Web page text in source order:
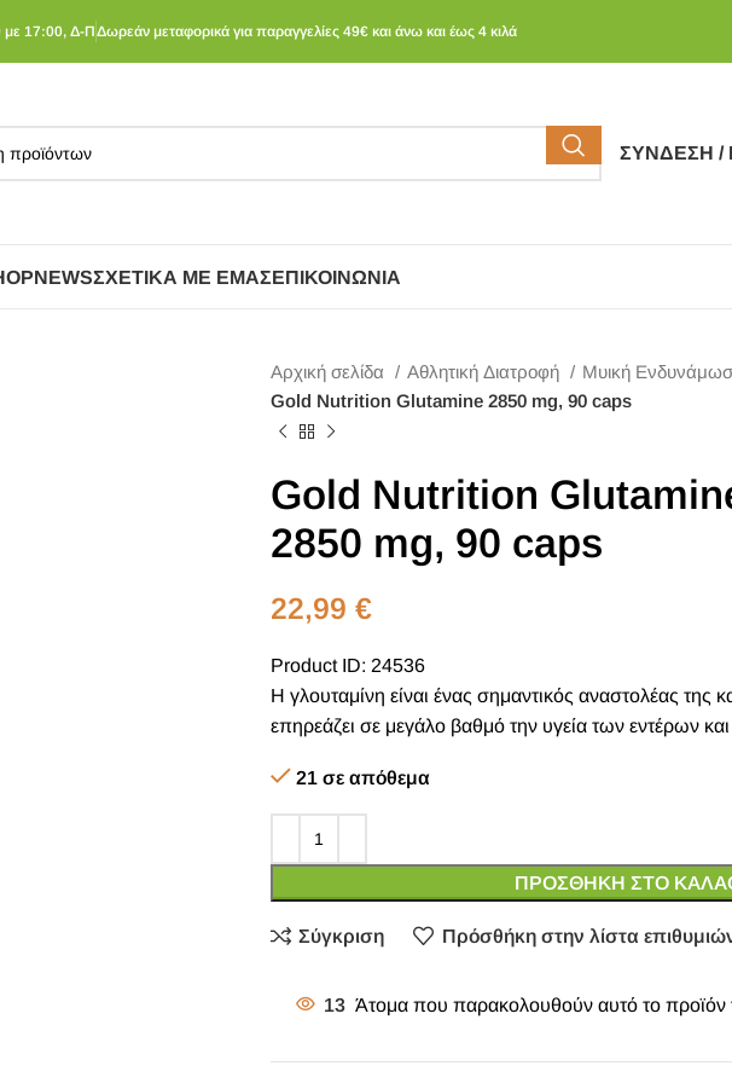
με 17:00, Δ-ΠΔωρεάν μεταφορικά για παραγγελίες 49€ και άνω και έως 4 κιλά
ΣΎΝΔΕΣΗ /
NEWSΣΧΕΤΙΚΆ ΜΕ ΕΜΆΣΕΠΙΚΟΙΝΩΝΊΑ
Αρχική σελίδα Αθλητική Διατροφή
Μυική
Gold Nutrition Glutamine 2850 mg, 90 caps
Gold Nutrition
2850 mg, 90 caps
22,99 €
Product ID: 24536
Η γλουταμίνη είναι ένας σημαντικός αναστολέας της
επηρεάζει σε μεγάλο βαθμό την υγεία των εντέρων
21 σε απόθεμα
ΠΡΟΣΘΉΚΗ ΣΤΟ
Σύγκριση Πρόσθήκη στην λίστα
13 Άτομα που παρακολουθούν αυτό το προϊόν